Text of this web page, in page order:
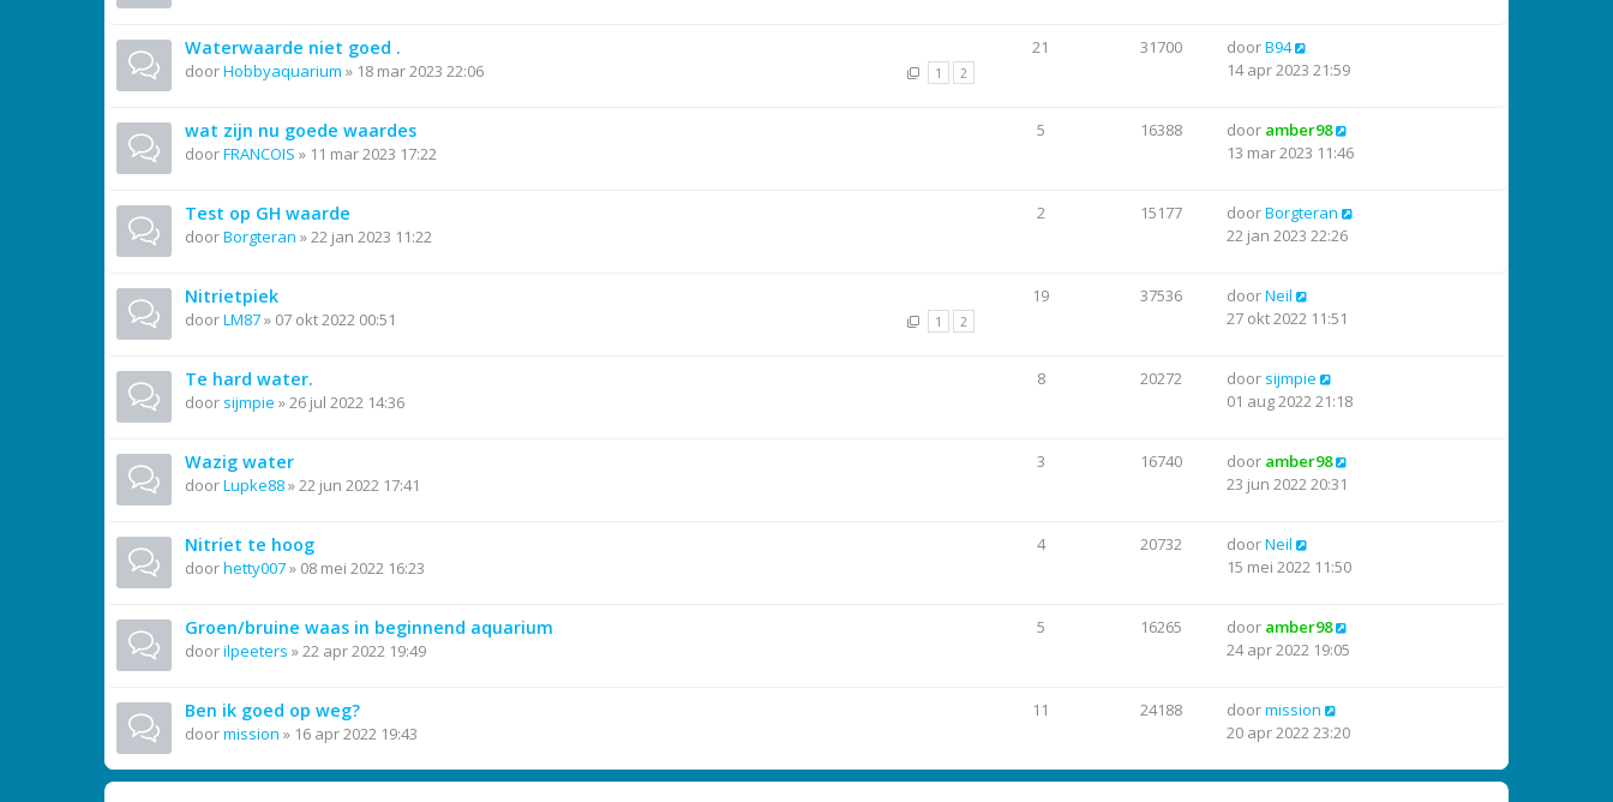
Waterwaarde niet goed .
doorHobbyaquarium » 18 mar 2023 22:06 1 2
21 31700 doorB94
14 apr 2023 21:59
wat zijn nu goede waardes
doorFRANCOIS » 11 mar 2023 17:22
5 16388 door amber98
13 mar 2023 11:46
Test op GH waarde
doorBorgteran »22 jan 2023 11:22
2 15177 doorBorgteran
22 jan 2023 22:26
Nitrietpiek
doorLM87» 07 okt 2022 00:51 1 2
19 37536 doorNeil
27 okt 2022 11:51
Te hard water.
door sijmpie »26 jul 2022 14:36
8 20272 door sijmpie
01 aug 2022 21:18
Wazig water
doorLupke88»22 jun 2022 17:41
3 16740 door amber98
23 jun 2022 20:31
Nitriet te hoog
doorhetty007» 08 mei 2022 16:23
4 20732 doorNeil
15 mei 2022 11:50
Groen/bruine waas in beginnend aquarium
doorilpeeters »22 apr 2022 19:49
5 16265 door amber98
24 apr 2022 19:05
Ben ik goed op weg?
doormission » 16 apr 2022 19:43
11 24188 doormission
20 apr 2022 23:20